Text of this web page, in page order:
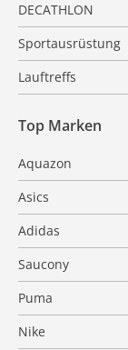
DECATHLON
Sportausrüstung
Lauftreffs
Top Marken
Aquazon
Asics
Adidas
Saucony
Puma
Nike